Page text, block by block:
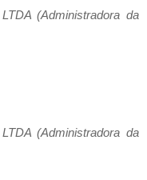
(Administradora da
(Administradora da